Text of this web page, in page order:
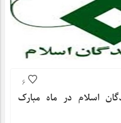
6
اسلام در ماه مبارک